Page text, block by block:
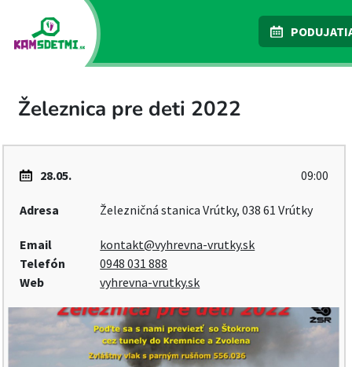
Železnica pre deti 2022
28.05. 09:00
Adresa Železničná stanica Vrútky, 038 61 Vrútky
Email
kontakt@vyhrevna-vrutky.sk
Telefón
0948 031 888
Web
vyhrevna-vrutky.sk